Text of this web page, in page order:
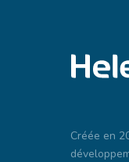
Créée en